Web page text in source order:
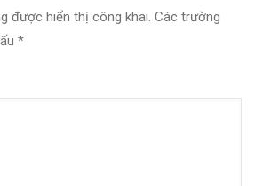
được hiển thị công khai. Các trường
*